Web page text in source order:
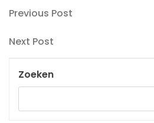
Bericht
navigatie
Previous
Previous Post
Next
Next Post
Zoeken